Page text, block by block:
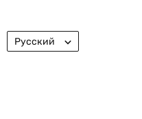
Русский